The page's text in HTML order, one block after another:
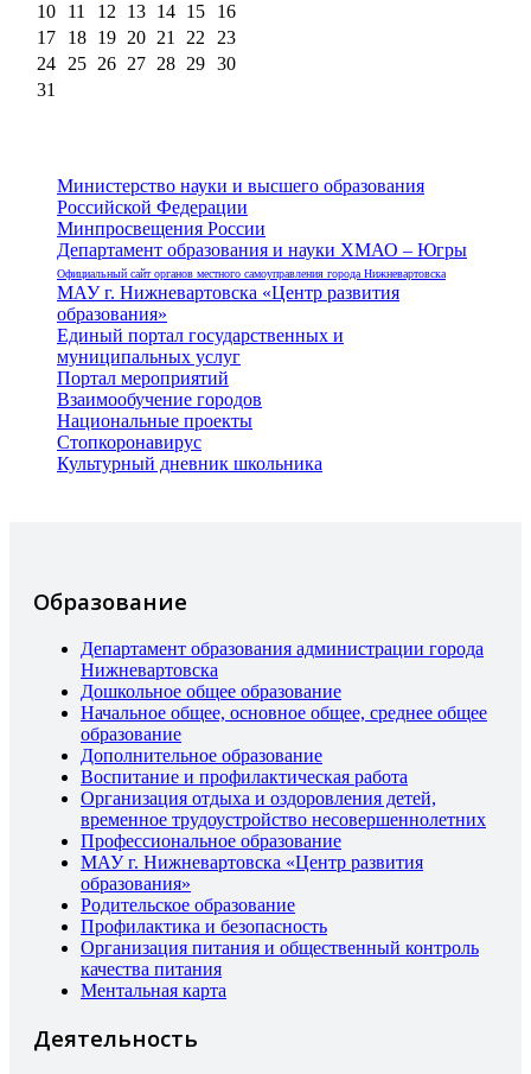
10
11 12 13 14 15
16
17
18 19 20 21 22
23
24
25 26 27 28 29 30
31
Министерство науки и высшего образования
Российской Федерации
Минпросвещения России
Департамент образования и науки ХМАО – Югры
Официальный сайт органов местного самоуправления города Нижневартовска
МАУ г. Нижневартовска «Центр развития
образования»
Единый портал государственных и
муниципальных услуг
Портал мероприятий
Взаимообучение городов
Национальные проекты
Стопкоронавирус
Культурный дневник школьника
Образование
Департамент образования администрации города
Нижневартовска
Дошкольное общее образование
Начальное общее, основное общее, среднее общее
образование
Дополнительное образование
Воспитание и профилактическая работа
Организация отдыха и оздоровления детей,
временное трудоустройство несовершеннолетних
Профессиональное образование
МАУ г. Нижневартовска «Центр развития
образования»
Родительское образование
Профилактика и безопасность
Организация питания и общественный контроль
качества питания
Ментальная карта
Деятельность